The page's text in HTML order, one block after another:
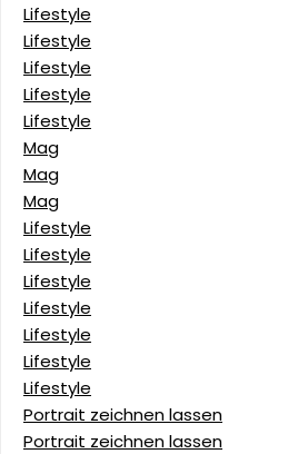
Lifestyle
Lifestyle
Lifestyle
Lifestyle
Lifestyle
Mag
Mag
Mag
Lifestyle
Lifestyle
Lifestyle
Lifestyle
Lifestyle
Lifestyle
Lifestyle
Portrait zeichnen lassen
Portrait zeichnen lassen